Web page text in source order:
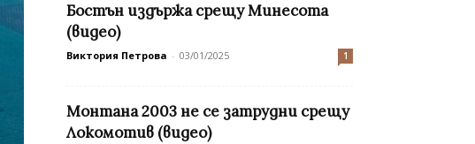
Бостън издържа срещу Минесота
(видео)
Виктория Петрова - 03/01/2025 1
Монтана 2003 не се затрудни срещу
Локомотив (видео)